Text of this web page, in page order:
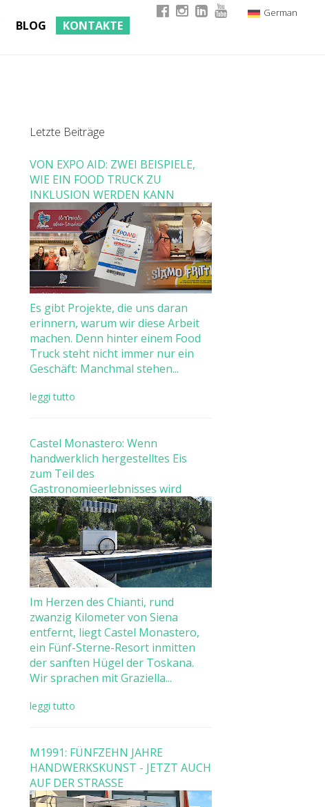
German
BLOG KONTAKTE
Letzte Beiträge
VON EXPO AID: ZWEI BEISPIELE,
WIE EIN FOOD TRUCK ZU
INKLUSION WERDEN KANN
Es gibt Projekte, die uns daran
erinnern, warum wir diese Arbeit
machen. Denn hinter einem Food
Truck steht nicht immer nur ein
Geschäft: Manchmal stehen...
leggi tutto
Castel Monastero: Wenn
handwerklich hergestelltes Eis
zum Teil des
Gastronomieerlebnisses wird
Im Herzen des Chianti, rund
zwanzig Kilometer von Siena
entfernt, liegt Castel Monastero,
ein Fünf-Sterne-Resort inmitten
der sanften Hügel der Toskana.
Wir sprachen mit Graziella...
leggi tutto
M1991: FÜNFZEHN JAHRE
HANDWERKSKUNST - JETZT AUCH
AUF DER STRASSE